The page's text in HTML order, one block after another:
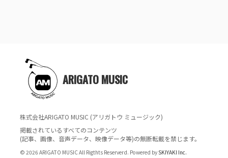
ARIGATO MUSIC
株式会社ARIGATO MUSIC (アリガトウ ミュージック)
掲載されているすべてのコンテンツ
(記事、画像、音声データ、映像データ等)の無断転載を禁じます。
© 2026 ARIGATO MUSIC All Rigthts Reserverd. Powered by SKIYAKI Inc.